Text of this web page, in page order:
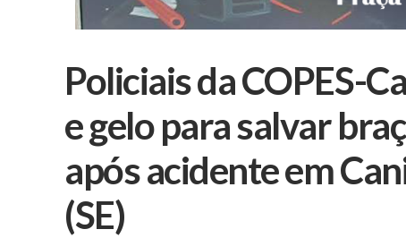
Policiais da COPES-
e gelo para salvar
após acidente em
(SE)